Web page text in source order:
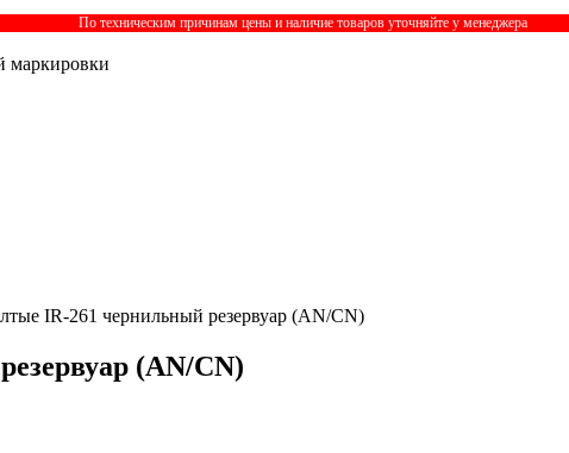
По техническим причинам цены и наличие товаров уточняйте у менеджера
маркировки
IR-261 чернильный резервуар (AN/CN)
(AN/CN)